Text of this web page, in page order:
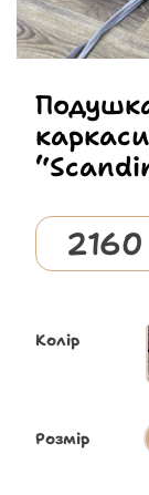
2160
Колір
Розмір